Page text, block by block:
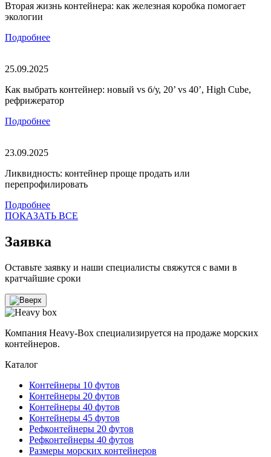
Вторая жизнь контейнера: как железная коробка помогает
экологии
Подробнее
25.09.2025
Как выбрать контейнер: новый vs б/у, 20’ vs 40’, High Cube,
рефрижератор
Подробнее
23.09.2025
Ликвидность: контейнер проще продать или
перепрофилировать
Подробнее
ПОКАЗАТЬ ВСЕ
Заявка
Оставьте заявку и наши специалисты свяжутся с вами в
кратчайшие сроки
Компания Heavy-Box специализируется на продаже морских
контейнеров.
Каталог
Контейнеры 10 футов
Контейнеры 20 футов
Контейнеры 40 футов
Контейнеры 45 футов
Рефконтейнеры 20 футов
Рефконтейнеры 40 футов
Размеры морских контейнеров